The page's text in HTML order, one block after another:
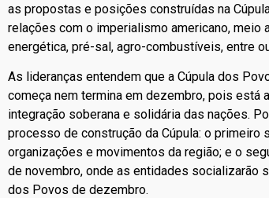
as propostas e posições construídas na
relações com o imperialismo americano, meio
energética, pré-sal, agro-combustíveis, entre
As lideranças entendem que a Cúpula dos
começa nem termina em dezembro, pois está
integração soberana e solidária das nações.
processo de construção da Cúpula: o primeiro
organizações e movimentos da região; e o
de novembro, onde as entidades socializarão
dos Povos de dezembro.